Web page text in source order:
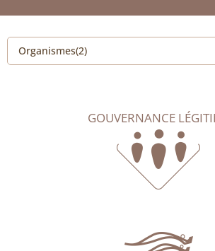
Organismes(2)
GOUVERNANCE